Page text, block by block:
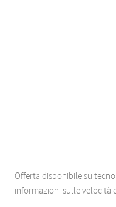
Offerta disponibile su
informazioni sulle velocità